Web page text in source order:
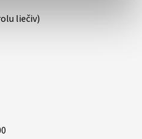
liečiv)